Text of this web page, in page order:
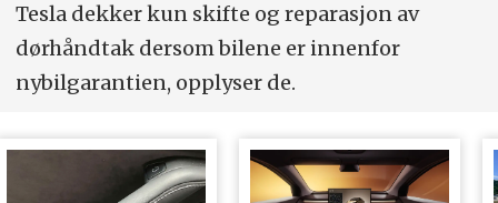
Tesla dekker kun skifte og reparasjon av
dørhåndtak dersom bilene er innenfor
nybilgarantien, opplyser de.